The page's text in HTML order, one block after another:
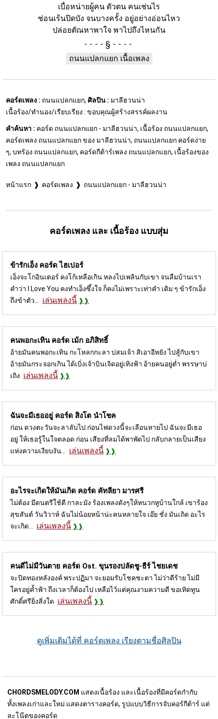
เบื่อหน่ายผู้คน ตัวตน คนเช่นไร
ซ่อนเร้นปิดบัง จนบางครั้ง อยู่อย่างอ่อนไหว
ปล่อยตัณหาพาใจ พาไปถึงไหนกัน
§
ถนนแปลกแยก เนื้อเพลง
คอร์ดเพลง : ถนนแปลกแยก, ศิลปิน : มาลีฮวนน่า
เนื้อร้อง/ทำนอง/เรียบเรียง : ขอบคุณผู้สร้างสรรค์ผลงาน
คำค้นหา : คอร์ด ถนนแปลกแยก - มาลีฮวนน่า, เนื้อร้อง ถนนแปลกแยก,
คอร์ดเพลง ถนนแปลกแยก ของ มาลีฮวนน่า, ถนนแปลกแยก คอร์ดง่าย
ๆ, บทร้อง ถนนแปลกแยก, คอร์ดกีต้าร์เพลง ถนนแปลกแยก, เนื้อร้องของ
เพลง ถนนแปลกแยก
หน้าแรก คอร์ดเพลง ถนนแปลกแยก - มาลีฮวนน่า
คอร์ดเพลง และ เนื้อร้อง แบบสุ่ม
ข้ารักเอ็ง คอร์ดไฮเปอร์
เอ็งจะโกอินเตอร์ คงโก้เหลือเกิน หลงไปเพลินกับเขา จนลืมบ้านเรา
คำว่า I Love You คงทำเอ็งซึ้งใจ ก็คงไม่เพราะเท่าคำ เดิม ๆ ข้ารักเอ็ง
ถึงข้าตัว...
เล่นเพลงนี้
คนพอกะเทิน คอร์ด เม้ก อภิสิทธิ์
อ้ายมันคนพอกะเทิน กะโหลกกะลา บ่สมเจ้า สิเอาอีหยัง ไปสู้กับเขา
อ้ายมันกระจอกเกิน ได้เบิ่งเจ้าบินเจิดอยู่เทิงฟ้า อ้ายคนอยู่ต่ำ พรรษาบ่
เถิง เล่นเพลงนี้
ฉันจะมีเธออยู่ คอร์ด สิงโต นำโชค
ก่อน ดวงตะวันจะลาลับไป ก่อนไฟดวงนี้จะเลือนหายไป ฉันจะมีเธอ
อยู่ ให้เธอรู้ในใจตลอด ก่อน เสียงที่ลมได้พาพัดไป กลับกลายเป็นเสียง
แห่งความเงียบงัน...
เล่นเพลงนี้
อะไรจะเกิดให้มันเกิด คอร์ด คัทลียา มารศรี
ไม่ต้อง มีดนตรีใช้ตี กาละมัง ร้องเพลงดังๆให้หนวกหูบ้านใกล้ เขาร้อง
สุขสันต์ วันวิวาห์ ฉันไม่น้อยหน้าน่ะคนหลายใจ เอ๊ย ชั่ง มันเถิด อะไร
จะเกิด...
เล่นเพลงนี้
คนดีไม่มีวันตาย คอร์ด Ost. ขุนรองปลัดชู-ธีร์ ไชยเดช
จะปิดทองหลังองค์ พระปฏิมา จะยอมรับโชคชะตา ไม่ว่าดีร้าย ไม่มี
ใครอยู่ค้ำฟ้า ถึงเวลาก็ต้องไป เหลือไว้แต่คุณงามความดี ขอเทิดทูน
ศักดิ์ศรียิ่งสิ่งใด เล่นเพลงนี้
ดูเพิ่มเติมได้ที่ คอร์ดเพลง เรียงตามชื่อศิลปิน
CHORDSMELODY.COM แสดงเนื้อร้อง และเนื้อร้องที่มีคอร์ดกำกับ
ทั้งเพลงเก่าและใหม่ แสดงตารางคอร์ด, รูปแบบวิธีการจับคอร์กีต้าร์ แต่
ละโน๊ตของคอร์ด